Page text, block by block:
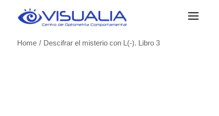
Home
Descifrar el misterio con L(-). Libro 3